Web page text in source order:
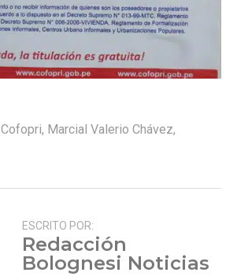
Cofopri, Marcial Valerio Chávez,
ESCRITO POR:
Redacción
Bolognesi Noticias